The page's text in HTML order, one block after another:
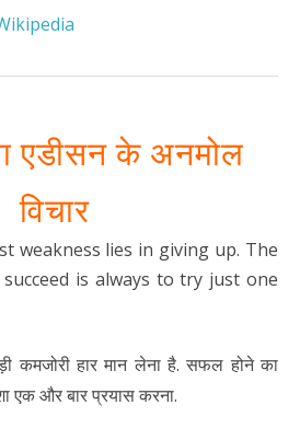
एडीसन के अनमोल
विचार
weakness lies in giving up. The
is always to try just one
कमजोरी हार मान लेना है. सफल होने का
एक और बार प्रयास करना.